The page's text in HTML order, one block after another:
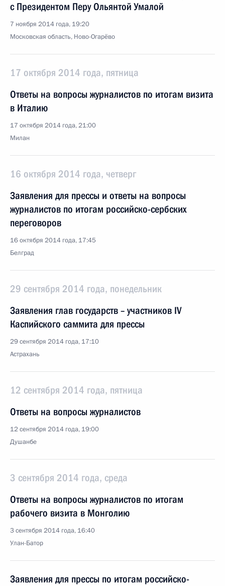
с Президентом Перу Ольянтой Умалой
7 ноября 2014 года, 19:20
Московская область, Ново-Огарёво
17 октября 2014 года, пятница
Ответы на вопросы журналистов по итогам визита
в Италию
17 октября 2014 года, 21:00
Милан
16 октября 2014 года, четверг
Заявления для прессы и ответы на вопросы
журналистов по итогам российско-сербских
переговоров
16 октября 2014 года, 17:45
Белград
29 сентября 2014 года, понедельник
Заявления глав государств – участников IV
Каспийского саммита для прессы
29 сентября 2014 года, 17:10
Астрахань
12 сентября 2014 года, пятница
Ответы на вопросы журналистов
12 сентября 2014 года, 19:00
Душанбе
3 сентября 2014 года, среда
Ответы на вопросы журналистов по итогам
рабочего визита в Монголию
3 сентября 2014 года, 16:40
Улан-Батор
Заявления для прессы по итогам российско-